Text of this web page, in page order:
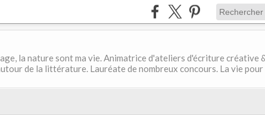
la nature sont ma vie. Animatrice d'ateliers d'écriture créative
de la littérature. Lauréate de nombreux concours. La vie pour